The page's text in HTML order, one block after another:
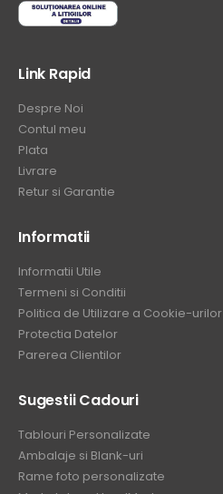
Link Rapid
Despre Noi
Contul meu
Plata
Livrare
Retur si Garantie
Informatii
Informatii Utile
Termeni si Conditii
Politica de Utilizare a Cookie-urilor
Protectia Datelor
Parerea Clientilor
Sugestii Cadouri
Tablouri Personalizate
Ambalaje si Blank-uri
Rame foto personalizate